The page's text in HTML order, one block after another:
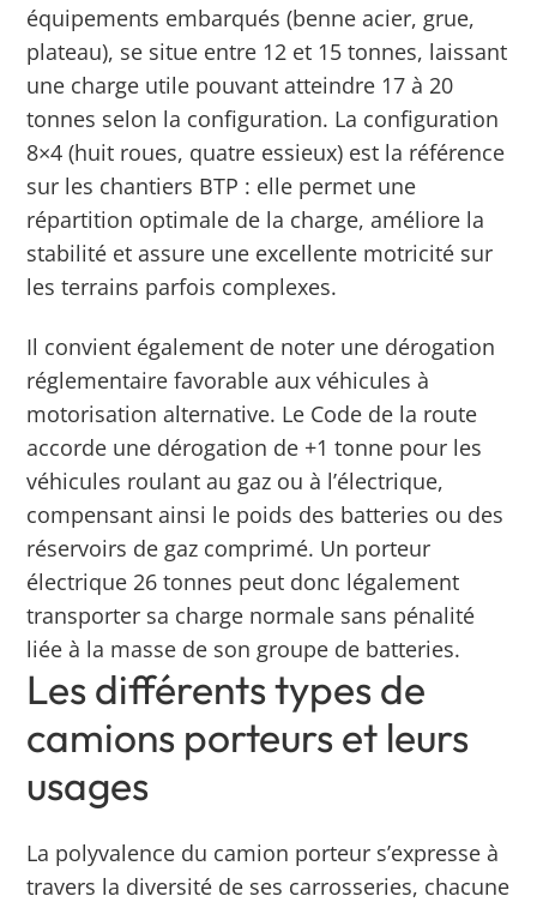
équipements embarqués (benne acier, grue,
plateau), se situe entre 12 et 15 tonnes, laissant
une charge utile pouvant atteindre 17 à 20
tonnes selon la configuration. La configuration
8×4 (huit roues, quatre essieux) est la référence
sur les chantiers BTP : elle permet une
répartition optimale de la charge, améliore la
stabilité et assure une excellente motricité sur
les terrains parfois complexes.
Il convient également de noter une dérogation
réglementaire favorable aux véhicules à
motorisation alternative. Le Code de la route
accorde une dérogation de +1 tonne pour les
véhicules roulant au gaz ou à l’électrique,
compensant ainsi le poids des batteries ou des
réservoirs de gaz comprimé. Un porteur
électrique 26 tonnes peut donc légalement
transporter sa charge normale sans pénalité
liée à la masse de son groupe de batteries.
Les différents types de
camions porteurs et leurs
usages
La polyvalence du camion porteur s’expresse à
travers la diversité de ses carrosseries, chacune